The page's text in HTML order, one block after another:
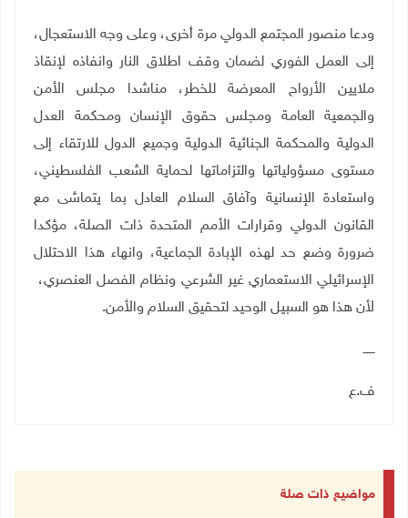
ودعا منصور المجتمع الدولي مرة أخرى، وعلى وجه الاستعجال،
إلى العمل الفوري لضمان وقف اطلاق النار وانفاذه لإنقاذ
ملايين الأرواح المعرضة للخطر، مناشدا مجلس الأمن
والجمعية العامة ومجلس حقوق الإنسان ومحكمة العدل
الدولية والمحكمة الجنائية الدولية وجميع الدول للارتقاء إلى
مستوى مسؤولياتها والتزاماتها لحماية الشعب الفلسطيني،
واستعادة الإنسانية وآفاق السلام العادل بما يتماشى مع
القانون الدولي وقرارات الأمم المتحدة ذات الصلة، مؤكدا
ضرورة وضع حد لهذه الإبادة الجماعية، وانهاء هذا الاحتلال
الإسرائيلي الاستعماري غير الشرعي ونظام الفصل العنصري،
لأن هذا هو السبيل الوحيد لتحقيق السلام والأمن.
ــــــ
ف.ع
مواضيع ذات صلة